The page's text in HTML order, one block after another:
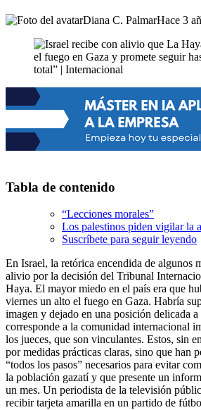
Diana C. PalmarHace 3
Tabla de contenido
“Lecciones morales”
Los palestinos piden vigilar la
Suscríbete para seguir leyendo
En Israel, la retórica encendida de algunos
alivio por la decisión del Tribunal
Haya. El mayor miedo en el país era que
viernes un alto el fuego en Gaza. Habría
imagen y dejado en una posición delicada a
corresponde a la comunidad internacional
los jueces, que son vinculantes. Estos, sin
por medidas prácticas claras, sino que han
“todos los pasos” necesarios para evitar
la población gazatí y que presente un
un mes. Un periodista de la televisión
recibir tarjeta amarilla en un partido de